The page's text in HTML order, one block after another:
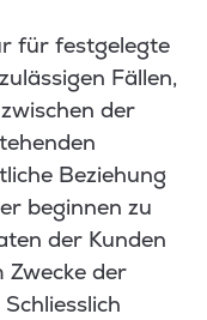
für festgelegte
Fällen,
der
Beziehung
beginnen zu
der Kunden
der